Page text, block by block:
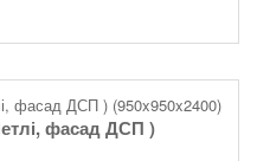
фасад ДСП )